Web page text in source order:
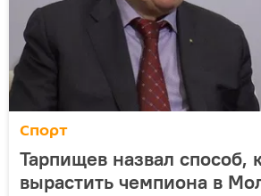
Спорт
Тарпищев назвал способ,
вырастить чемпиона в